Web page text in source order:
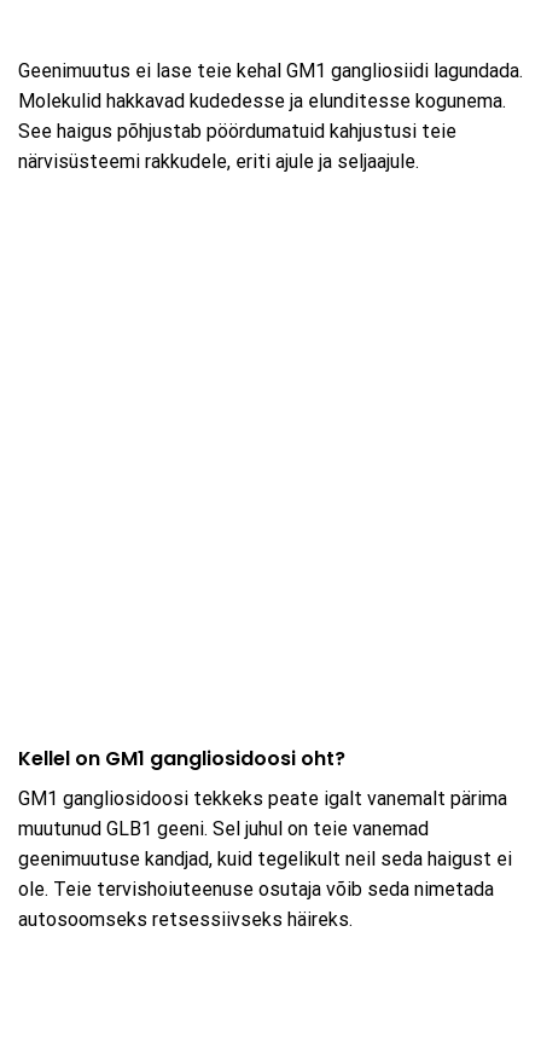
Geenimuutus ei lase teie kehal GM1 gangliosiidi lagundada.
Molekulid hakkavad kudedesse ja elunditesse kogunema.
See haigus põhjustab pöördumatuid kahjustusi teie
närvisüsteemi rakkudele, eriti ajule ja seljaajule.
Kellel on GM1 gangliosidoosi oht?
GM1 gangliosidoosi tekkeks peate igalt vanemalt pärima
muutunud GLB1 geeni. Sel juhul on teie vanemad
geenimuutuse kandjad, kuid tegelikult neil seda haigust ei
ole. Teie tervishoiuteenuse osutaja võib seda nimetada
autosoomseks retsessiivseks häireks.